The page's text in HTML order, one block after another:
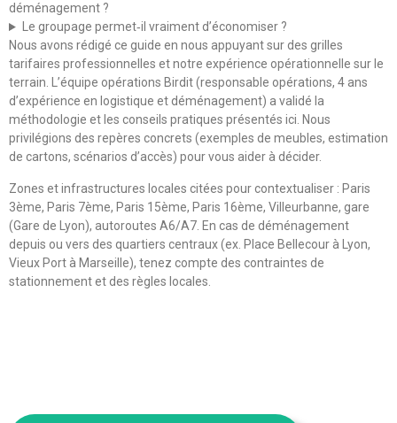
déménagement ?
Le groupage permet‑il vraiment d’économiser ?
Nous avons rédigé ce guide en nous appuyant sur des grilles
tarifaires professionnelles et notre expérience opérationnelle sur le
terrain. L’équipe opérations Birdit (responsable opérations, 4 ans
d’expérience en logistique et déménagement) a validé la
méthodologie et les conseils pratiques présentés ici. Nous
privilégions des repères concrets (exemples de meubles, estimation
de cartons, scénarios d’accès) pour vous aider à décider.
Zones et infrastructures locales citées pour contextualiser : Paris
3ème, Paris 7ème, Paris 15ème, Paris 16ème, Villeurbanne, gare
(Gare de Lyon), autoroutes A6/A7. En cas de déménagement
depuis ou vers des quartiers centraux (ex. Place Bellecour à Lyon,
Vieux Port à Marseille), tenez compte des contraintes de
stationnement et des règles locales.